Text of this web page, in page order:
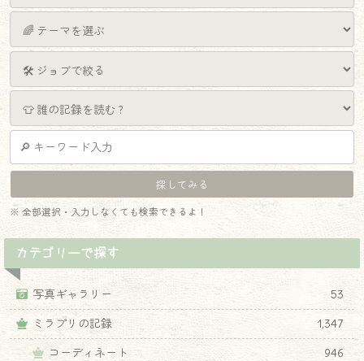
※ 全部選択・入力しなくても検索できるよ！
カテゴリーで探す
写真ギャラリー
53
ミラプリの記録
1,347
コーディネート
946